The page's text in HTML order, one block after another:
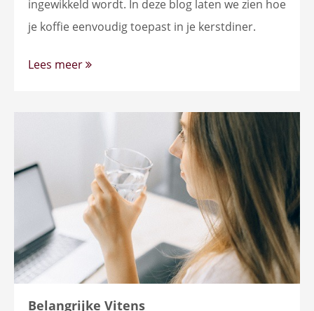
ingewikkeld wordt. In deze blog laten we zien hoe
je koffie eenvoudig toepast in je kerstdiner.
Lees meer
Belangrijke Vitens